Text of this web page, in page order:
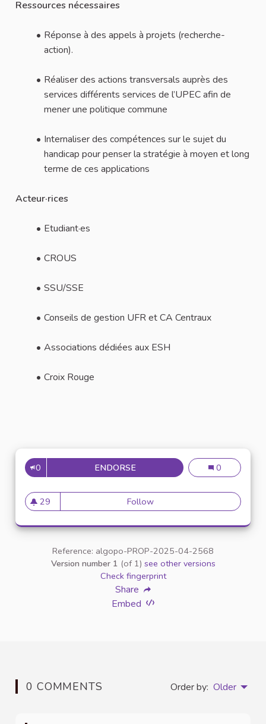
Ressources nécessaires
Réponse à des appels à projets (recherche-
action).
Réaliser des actions transversals auprès des
services différents services de l’UPEC afin de
mener une politique commune
Internaliser des compétences sur le sujet du
handicap pour penser la stratégie à moyen et long
terme de ces applications
Acteur·rices
Etudiant·es
CROUS
SSU/SSE
Conseils de gestion UFR et CA Centraux
Associations dédiées aux ESH
Croix Rouge
0 ENDORSE N°77 : ACCOMPAGNER LES
N°77 :
0
29
29 followers
FollowN°77 : Accompagner les
Reference: algopo-PROP-2025-04-2568
Version number 1 (of 1) see other versions
Check fingerprint
Share
Embed
0 COMMENTS Order by: Older